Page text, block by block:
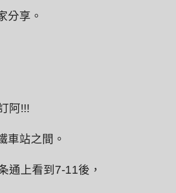
分享。
阿!!!
車站之間。
通上看到7-11後，